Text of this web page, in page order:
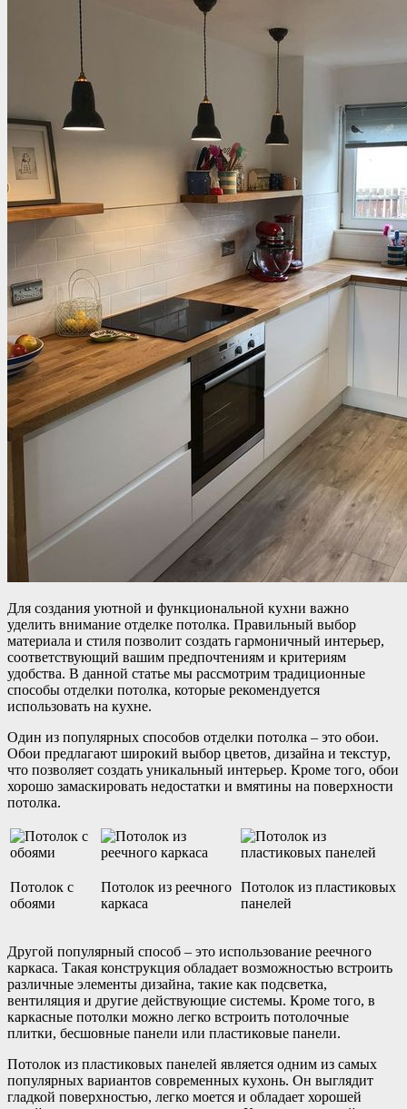
Для создания уютной и функциональной кухни важно
уделить внимание отделке потолка. Правильный выбор
материала и стиля позволит создать гармоничный интерьер,
соответствующий вашим предпочтениям и критериям
удобства. В данной статье мы рассмотрим традиционные
способы отделки потолка, которые рекомендуется
использовать на кухне.
Один из популярных способов отделки потолка – это обои.
Обои предлагают широкий выбор цветов, дизайна и текстур,
что позволяет создать уникальный интерьер. Кроме того, обои
хорошо замаскировать недостатки и вмятины на поверхности
потолка.
Потолок с
обоями
Потолок из реечного
каркаса
Потолок из пластиковых
панелей
Другой популярный способ – это использование реечного
каркаса. Такая конструкция обладает возможностью встроить
различные элементы дизайна, такие как подсветка,
вентиляция и другие действующие системы. Кроме того, в
каркасные потолки можно легко встроить потолочные
плитки, бесшовные панели или пластиковые панели.
Потолок из пластиковых панелей является одним из самых
популярных вариантов современных кухонь. Он выглядит
гладкой поверхностью, легко моется и обладает хорошей